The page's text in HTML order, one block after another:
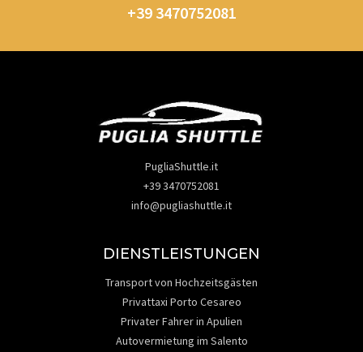
+39 3470752081
PugliaShuttle.it
+39 3470752081
info@pugliashuttle.it
DIENSTLEISTUNGEN
Transport von Hochzeitsgästen
Privattaxi Porto Cesareo
Privater Fahrer in Apulien
Autovermietung im Salento